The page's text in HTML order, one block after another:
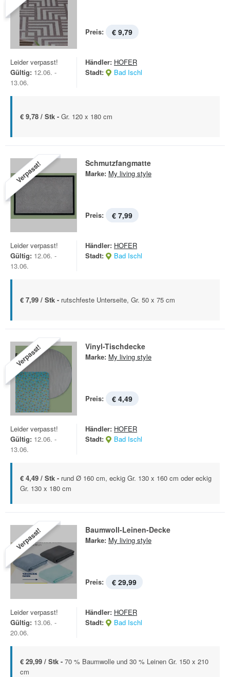
Preis: € 9,79
Leider verpasst!
Gültig: 12.06. -
13.06.
Händler: HOFER
Stadt:
Bad Ischl
€ 9,78 / Stk - Gr. 120 x 180 cm
Verpasst! Schmutzfangmatte
Marke: My living style
Preis: € 7,99
Leider verpasst!
Gültig: 12.06. -
13.06.
Händler: HOFER
Stadt:
Bad Ischl
€ 7,99 / Stk - rutschfeste Unterseite, Gr. 50 x 75 cm
Verpasst! Vinyl-Tischdecke
Marke: My living style
Preis: € 4,49
Leider verpasst!
Gültig: 12.06. -
13.06.
Händler: HOFER
Stadt:
Bad Ischl
€ 4,49 / Stk - rund Ø 160 cm, eckig Gr. 130 x 160 cm oder eckig
Gr. 130 x 180 cm
Verpasst! Baumwoll-Leinen-Decke
Marke: My living style
Preis: € 29,99
Leider verpasst!
Gültig: 13.06. -
20.06.
Händler: HOFER
Stadt:
Bad Ischl
€ 29,99 / Stk - 70 % Baumwolle und 30 % Leinen Gr. 150 x 210
cm